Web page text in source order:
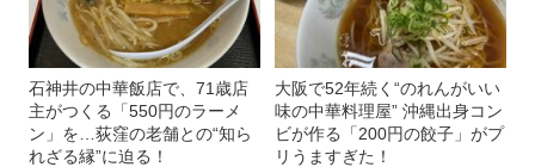
石神井の中華飯店で、71歳店
主がつくる「550円のラーメ
ン」を…荻窪の老舗との“知ら
れざる縁”に迫る！
大阪で52年続く“のれんがいい
味の中華料理屋” 沖縄出身コン
ビが作る「200円の餃子」がプ
リうますぎた！